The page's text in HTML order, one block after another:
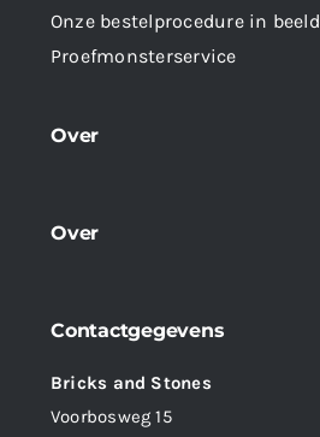
Onze bestelprocedure in beeld
Proefmonsterservice
Over
Over
Contactgegevens
Bricks and Stones
Voorbosweg 15